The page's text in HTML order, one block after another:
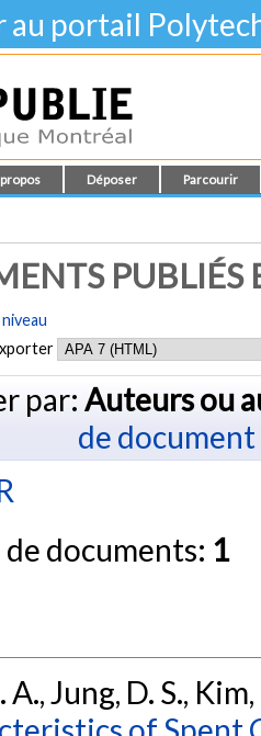
au portail
Déposer Parcourir
PUBLIÉS
par: Auteurs ou
de document
documents: 1
A., Jung, D. S.,